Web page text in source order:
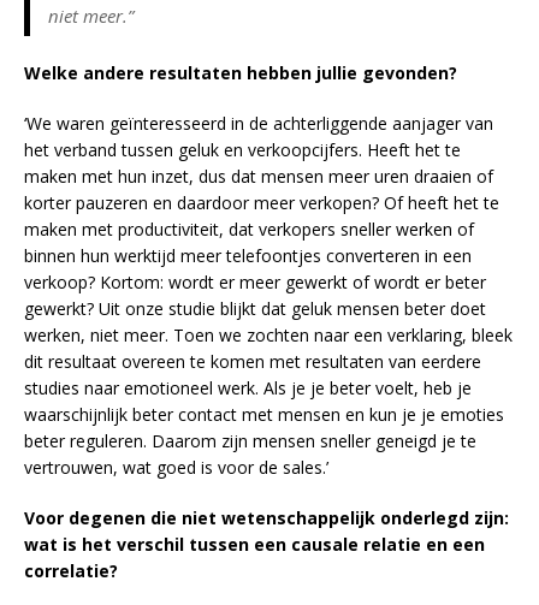
niet meer.”
Welke andere resultaten hebben jullie gevonden?
‘We waren geïnteresseerd in de achterliggende aanjager van
het verband tussen geluk en verkoopcijfers. Heeft het te
maken met hun inzet, dus dat mensen meer uren draaien of
korter pauzeren en daardoor meer verkopen? Of heeft het te
maken met productiviteit, dat verkopers sneller werken of
binnen hun werktijd meer telefoontjes converteren in een
verkoop? Kortom: wordt er meer gewerkt of wordt er beter
gewerkt? Uit onze studie blijkt dat geluk mensen beter doet
werken, niet meer. Toen we zochten naar een verklaring, bleek
dit resultaat overeen te komen met resultaten van eerdere
studies naar emotioneel werk. Als je je beter voelt, heb je
waarschijnlijk beter contact met mensen en kun je je emoties
beter reguleren. Daarom zijn mensen sneller geneigd je te
vertrouwen, wat goed is voor de sales.’
Voor degenen die niet wetenschappelijk onderlegd zijn:
wat is het verschil tussen een causale relatie en een
correlatie?